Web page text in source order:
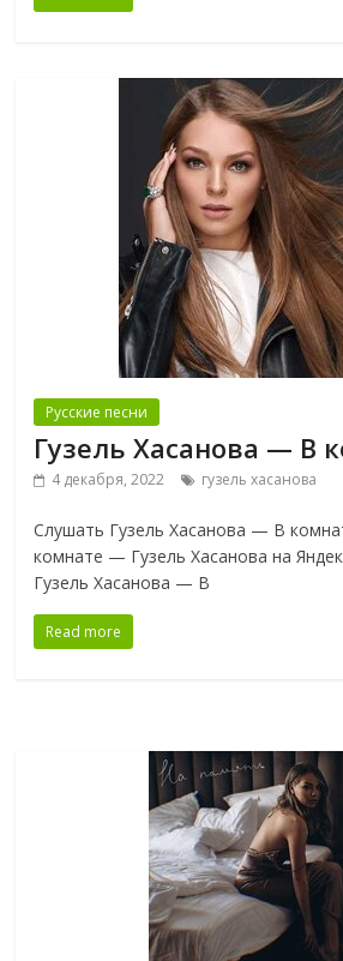
Русские песни
Гузель Хасанова — В
4 декабря, 2022 гузель хасанова
Слушать Гузель Хасанова — В
комнате — Гузель Хасанова на
Гузель Хасанова — В
Read more